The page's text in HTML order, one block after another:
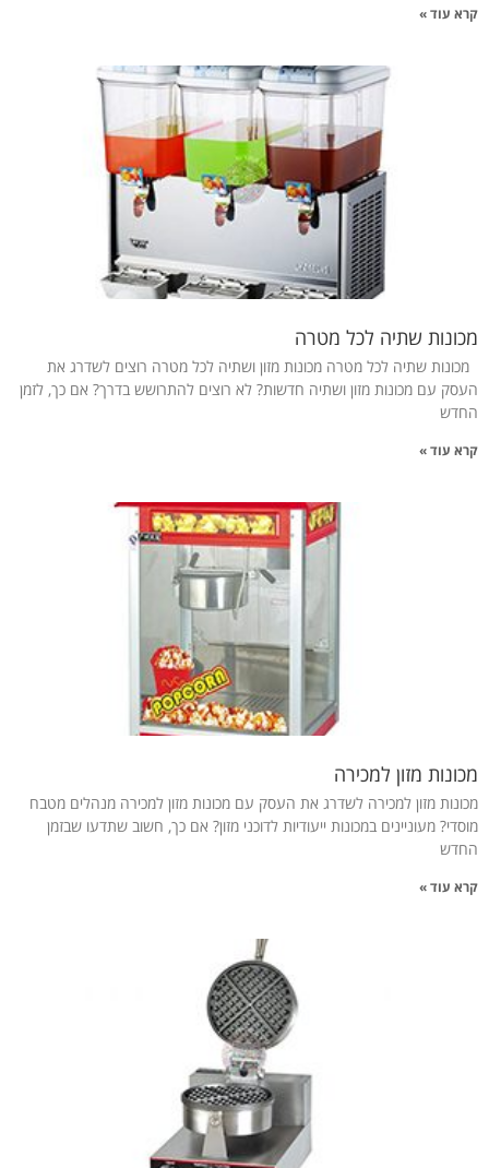
קרא עוד »
מכונות שתיה לכל מטרה
מכונות שתיה לכל מטרה מכונות מזון ושתיה לכל מטרה רוצים לשדרג את
העסק עם מכונות מזון ושתיה חדשות? לא רוצים להתרושש בדרך? אם כך, לזמן
החדש
קרא עוד »
מכונות מזון למכירה
מכונות מזון למכירה לשדרג את העסק עם מכונות מזון למכירה מנהלים מטבח
מוסדי? מעוניינים במכונות ייעודיות לדוכני מזון? אם כך, חשוב שתדעו שבזמן
החדש
קרא עוד »